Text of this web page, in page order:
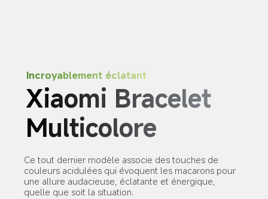
Incroyablement éclatant
Xiaomi Bracelet
Multicolore
Ce tout dernier modèle associe des touches de
couleurs acidulées qui évoquent les macarons pour
une allure audacieuse, éclatante et énergique,
quelle que soit la situation.